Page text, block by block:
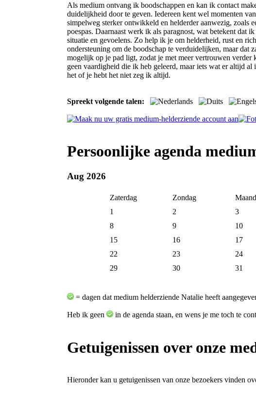
Als medium ontvang ik boodschappen en kan ik contact
duidelijkheid door te geven. Iedereen kent wel momenten
simpelweg sterker ontwikkeld en helderder aanwezig, zoals
poespas. Daarnaast werk ik als paragnost, wat betekent
situatie en gevoelens. Zo help ik je om helderheid, rust en
ondersteuning om de boodschap te verduidelijken, maar
mogelijk op je pad ligt, zodat je met meer vertrouwen
geen vaardigheid die ik heb geleerd, maar iets wat er altijd
het of je hebt het niet zeg ik altijd.
Spreekt volgende talen:
Persoonlijke agenda
Aug 2026
Zaterdag Zondag
1
2 3
8
9 10
15
16 17
22
23 24
29
30 31
= dagen dat medium helderziende Natalie heeft
Heb ik geen in de agenda staan, en wens je me toch te
Getuigenissen over onze
Hieronder kan u getuigenissen van onze bezoekers vinden